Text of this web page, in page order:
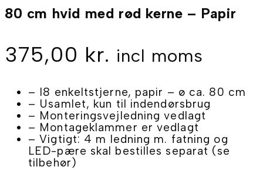
-
Papir
80 cm hvid med rød kerne – Papir
375,00 kr. incl moms
– I8 enkeltstjerne, papir – ø ca. 80 cm
– Usamlet, kun til indendørsbrug
– Monteringsvejledning vedlagt
– Montageklammer er vedlagt
– Vigtigt: 4 m ledning m. fatning og
LED-pære skal bestilles separat (se
tilbehør)